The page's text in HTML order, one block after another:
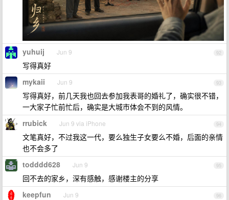
92
yuhuij Jun 9
写得真好
93
mykaii Jun 9
写得真好，前几天我也回去参加我表哥的婚礼了，确实很不错，
一大家子忙前忙后，确实是大城市体会不到的风情。
94
rrubick Jun 9 via iPhone
文笔真好，不过我这一代，要么独生子女要么不婚，后面的亲情
也不会多了
95
todddd628 Jun 9
回不去的家乡，深有感触，感谢楼主的分享
96
keepfun Jun 9